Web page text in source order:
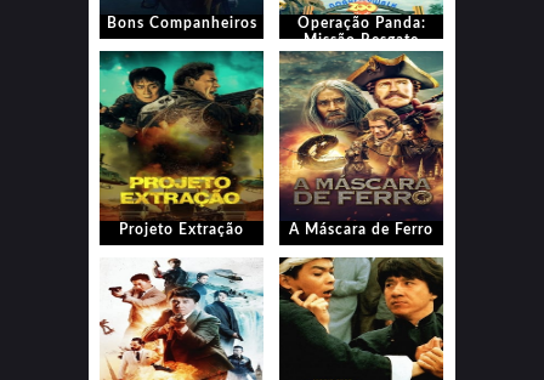
Bons Companheiros
‎Operação Panda:
Missão Resgate
Projeto Extração A Máscara de Ferro